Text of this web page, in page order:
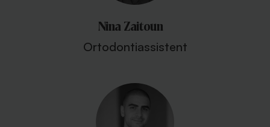
Nina Zaitoun
Ortodontiassistent